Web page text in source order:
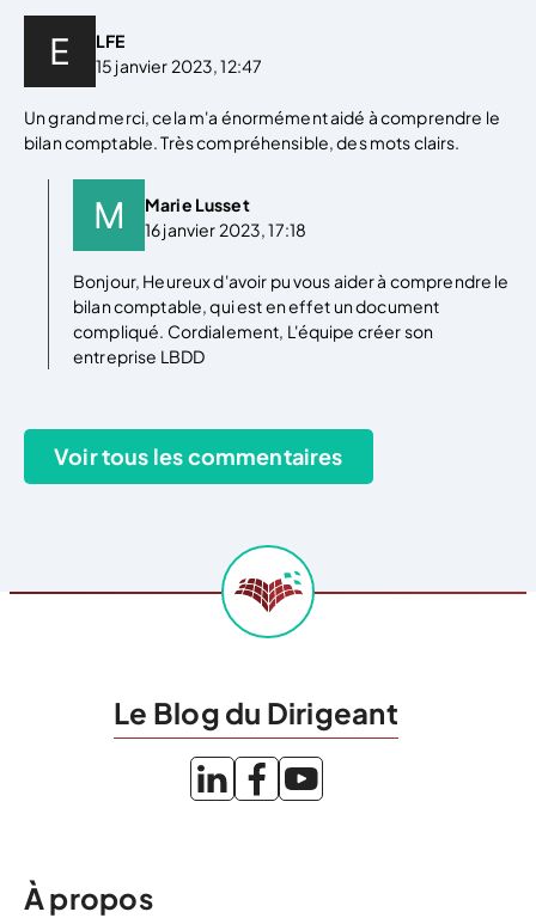
LFE
15 janvier 2023, 12:47
Un grand merci, cela m'a énormément aidé à comprendre le
bilan comptable. Très compréhensible, des mots clairs.
Marie Lusset
16 janvier 2023, 17:18
Bonjour, Heureux d'avoir pu vous aider à comprendre le
bilan comptable, qui est en effet un document
compliqué. Cordialement, L'équipe créer son
entreprise LBDD
Le Blog du Dirigeant
À propos